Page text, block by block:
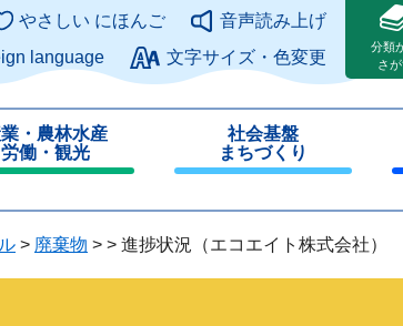
このページの本文へ
やさしい にほんご
音声読み上げ
language
文字サイズ・色変更
分類
さ
・農林水産
労働・観光
社会基盤
まちづくり
じ
る
> 廃棄物 > > 進捗状況（エコエイト株式会社）